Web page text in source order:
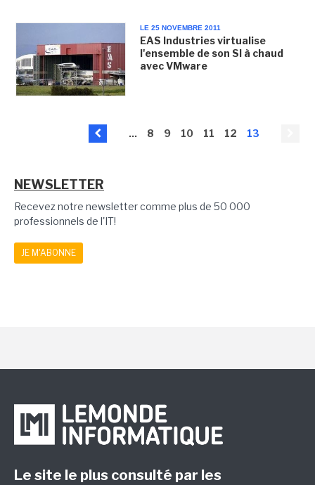
LE 25 NOVEMBRE 2011
EAS Industries virtualise
l'ensemble de son SI à chaud
avec VMware
... 8 9 10 11 12 13
NEWSLETTER
Recevez notre newsletter comme plus de 50 000
professionnels de l'IT!
JE M'ABONNE
Le site le plus consulté par les